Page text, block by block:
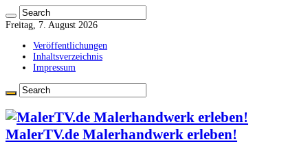
Freitag, 7. August 2026
Veröffentlichungen
Inhaltsverzeichnis
Impressum
MalerTV.de Malerhandwerk erleben!